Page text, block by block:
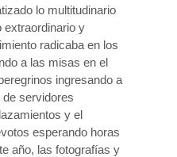
lo multitudinario
extraordinario y
radicaba en los
a las misas en el
ingresando a
de servidores
y el
esperando horas
año, las fotografías y